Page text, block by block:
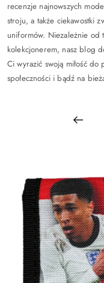
recenzje najnowszych
stroju, a także ciekawostki
uniformów. Niezależnie od
kolekcjonerem, nasz blog
Ci wyrazić swoją miłość do
społeczności i bądź na